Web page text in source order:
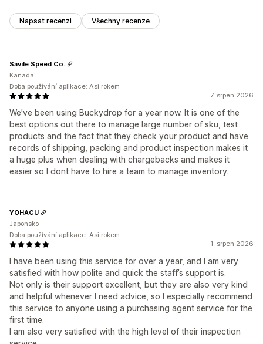
Napsat recenzi Všechny recenze
7. srpen 2026
We've been using Buckydrop for a year now. It is one of the
best options out there to manage large number of sku, test
products and the fact that they check your product and have
records of shipping, packing and product inspection makes it
a huge plus when dealing with chargebacks and makes it
easier so I dont have to hire a team to manage inventory.
Savile Speed Co.
Kanada
Doba používání aplikace: Asi rokem
1. srpen 2026
I have been using this service for over a year, and I am very
satisfied with how polite and quick the staff’s support is.
Not only is their support excellent, but they are also very kind
and helpful whenever I need advice, so I especially recommend
this service to anyone using a purchasing agent service for the
first time.
I am also very satisfied with the high level of their inspection
YOHACU
Japonsko
Doba používání aplikace: Asi rokem